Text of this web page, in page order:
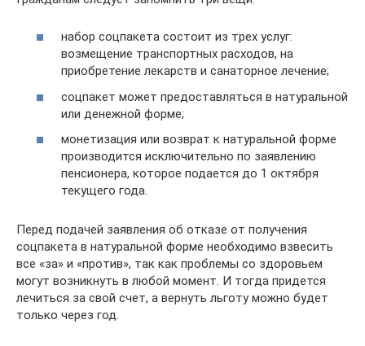
набор соцпакета состоит из трех услуг:
возмещение транспортных расходов, на
приобретение лекарств и санаторное лечение;
соцпакет может предоставляться в натуральной
или денежной форме;
монетизация или возврат к натуральной форме
производится исключительно по заявлению
пенсионера, которое подается до 1 октября
текущего года.
Перед подачей заявления об отказе от получения
соцпакета в натуральной форме необходимо взвесить
все «за» и «против», так как проблемы со здоровьем
могут возникнуть в любой момент. И тогда придется
лечиться за свой счет, а вернуть льготу можно будет
только через год.